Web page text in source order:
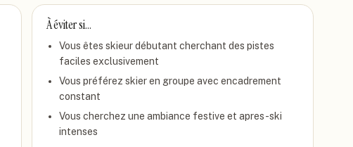
À éviter si…
Vous êtes skieur débutant cherchant des pistes
faciles exclusivement
Vous préférez skier en groupe avec encadrement
constant
Vous cherchez une ambiance festive et apres-ski
intenses